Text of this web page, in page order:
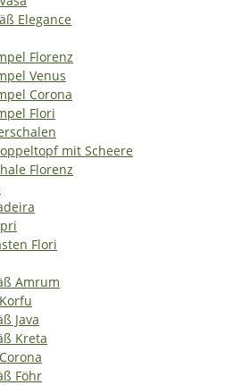
Elegance
Florenz
Venus
Corona
Flori
mit Scheere
Florenz
Flori
Amrum
Java
Kreta
Föhr